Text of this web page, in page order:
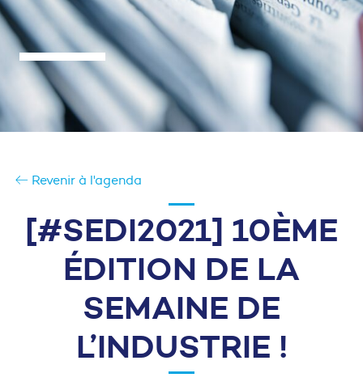
Revenir à l'agenda
[#SEDI2021] 10ÈME
ÉDITION DE LA
SEMAINE DE
L’INDUSTRIE !